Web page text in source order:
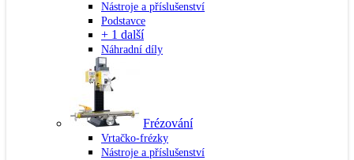
Nástroje a příslušenství
Podstavce
+ 1 další
Náhradní díly
Frézování
Vrtačko-frézky
Nástroje a příslušenství